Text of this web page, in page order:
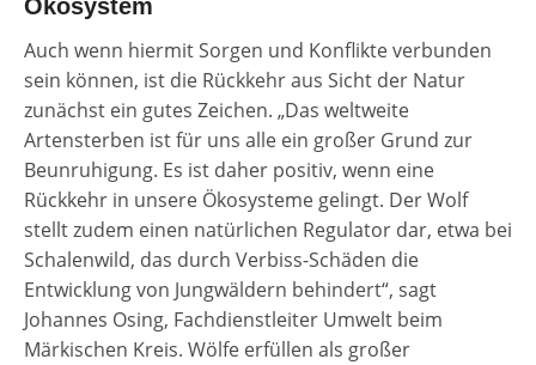
Ökosystem
Auch wenn hiermit Sorgen und Konflikte verbunden
sein können, ist die Rückkehr aus Sicht der Natur
zunächst ein gutes Zeichen. „Das weltweite
Artensterben ist für uns alle ein großer Grund zur
Beunruhigung. Es ist daher positiv, wenn eine
Rückkehr in unsere Ökosysteme gelingt. Der Wolf
stellt zudem einen natürlichen Regulator dar, etwa bei
Schalenwild, das durch Verbiss-Schäden die
Entwicklung von Jungwäldern behindert“, sagt
Johannes Osing, Fachdienstleiter Umwelt beim
Märkischen Kreis. Wölfe erfüllen als großer